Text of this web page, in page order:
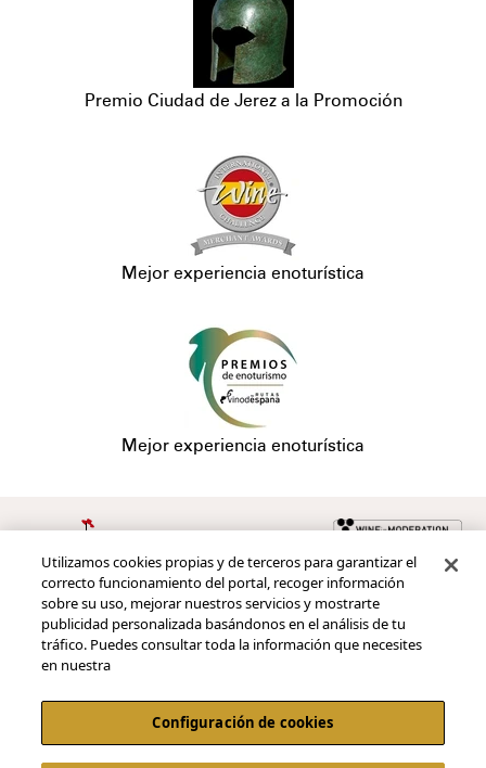
Premio Ciudad de Jerez a la Promoción
Mejor experiencia enoturística
Mejor experiencia enoturística
Redes sociales
Pie de página
Preguntas frecuentes
Condiciones compra
Utilizamos cookies propias y de terceros para garantizar el
correcto funcionamiento del portal, recoger información
sobre su uso, mejorar nuestros servicios y mostrarte
publicidad personalizada basándonos en el análisis de tu
tráfico. Puedes consultar toda la información que necesites
en nuestra
Configuración de cookies